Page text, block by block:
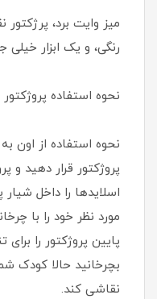
میز وایت برد،
رنگی، و یک ابزار
نحوه استفاده
نحوه استفاده از اون
پروژکتور قرار دهید و
اسلایدها را داخل شیار
مورد نظر خود را با
پایین پروژکتور را
بچرخانید حالا کودک
نقاشی کند.